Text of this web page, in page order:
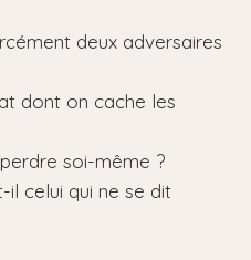
deux adversaires
dont on cache les
soi-même ?
il celui qui ne se dit